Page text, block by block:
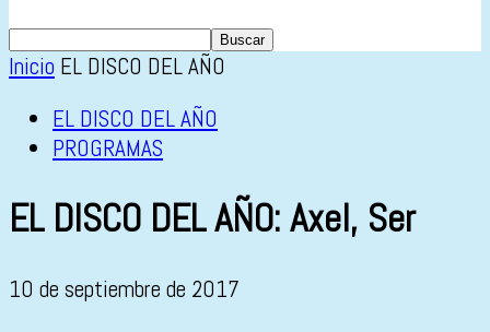
Inicio EL DISCO DEL AÑO
EL DISCO DEL AÑO
PROGRAMAS
EL DISCO DEL AÑO: Axel, Ser
10 de septiembre de 2017